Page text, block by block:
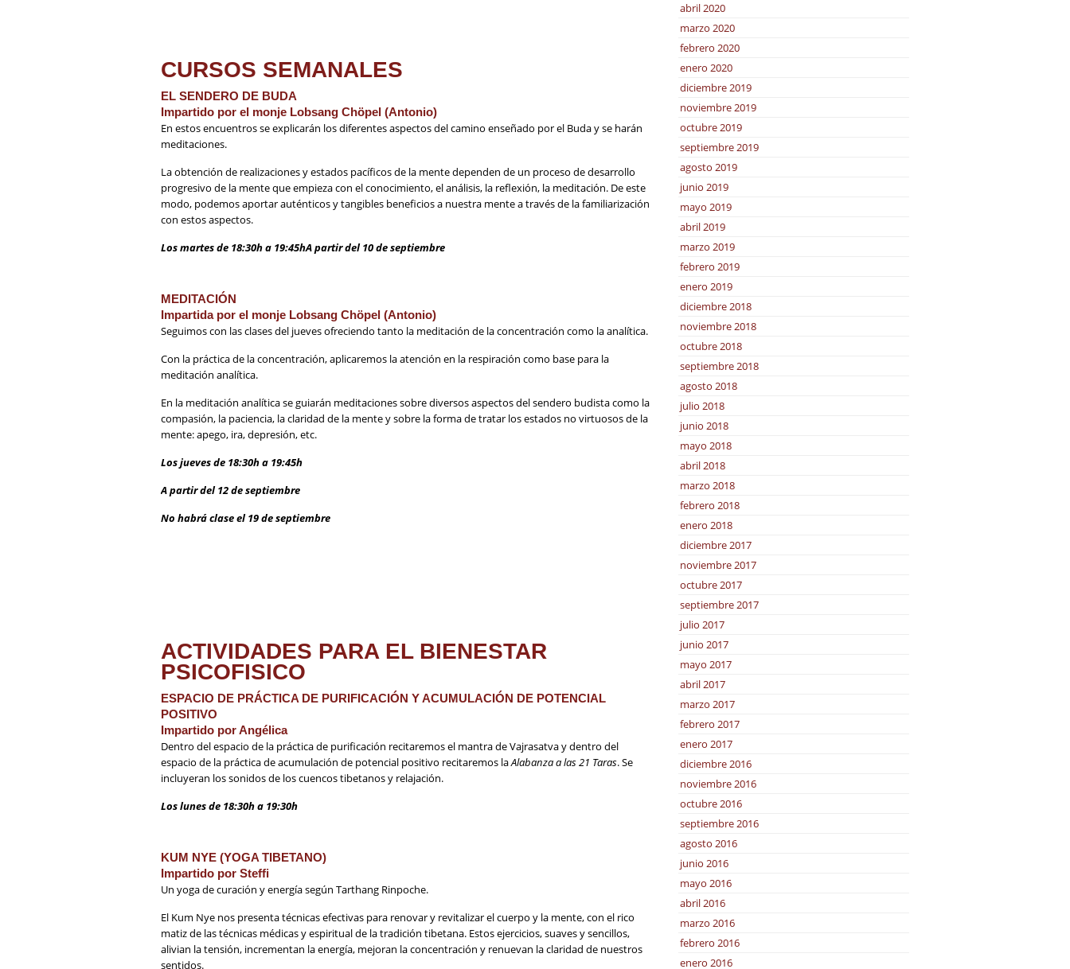
CURSOS SEMANALES
EL SENDERO DE BUDA
Impartido por el monje Lobsang Chöpel (Antonio)
En estos encuentros se explicarán los diferentes aspectos del camino enseñado por el Buda y se harán
meditaciones.
La obtención de realizaciones y estados pacíficos de la mente dependen de un proceso de desarrollo
progresivo de la mente que empieza con el conocimiento, el análisis, la reflexión, la meditación. De este
modo, podemos aportar auténticos y tangibles beneficios a nuestra mente a través de la familiarización
con estos aspectos.
Los martes de 18:30h a 19:45hA partir del 10 de septiembre
MEDITACIÓN
Impartida por el monje Lobsang Chöpel (Antonio)
Seguimos con las clases del jueves ofreciendo tanto la meditación de la concentración como la analítica.
Con la práctica de la concentración, aplicaremos la atención en la respiración como base para la
meditación analítica.
En la meditación analítica se guiarán meditaciones sobre diversos aspectos del sendero budista como la
compasión, la paciencia, la claridad de la mente y sobre la forma de tratar los estados no virtuosos de la
mente: apego, ira, depresión, etc.
Los jueves de 18:30h a 19:45h
A partir del 12 de septiembre
No habrá clase el 19 de septiembre
ACTIVIDADES PARA EL BIENESTAR
PSICOFISICO
ESPACIO DE PRÁCTICA DE PURIFICACIÓN Y ACUMULACIÓN DE POTENCIAL
POSITIVO
Impartido por Angélica
Dentro del espacio de la práctica de purificación recitaremos el mantra de Vajrasatva y dentro del
espacio de la práctica de acumulación de potencial positivo recitaremos laAlabanza a las 21 Taras. Se
incluyeran los sonidos de los cuencos tibetanos y relajación.
Los lunes de 18:30h a 19:30h
KUM NYE (YOGA TIBETANO)
Impartido por Steffi
Un yoga de curación y energía según Tarthang Rinpoche.
El Kum Nye nos presenta técnicas efectivas para renovar y revitalizar el cuerpo y la mente, con el rico
matiz de las técnicas médicas y espiritual de la tradición tibetana. Estos ejercicios, suaves y sencillos,
alivian la tensión, incrementan la energía, mejoran la concentración y renuevan la claridad de nuestros
sentidos.
abril 2020
marzo 2020
febrero 2020
enero 2020
diciembre 2019
noviembre 2019
octubre 2019
septiembre 2019
agosto 2019
junio 2019
mayo 2019
abril 2019
marzo 2019
febrero 2019
enero 2019
diciembre 2018
noviembre 2018
octubre 2018
septiembre 2018
agosto 2018
julio 2018
junio 2018
mayo 2018
abril 2018
marzo 2018
febrero 2018
enero 2018
diciembre 2017
noviembre 2017
octubre 2017
septiembre 2017
julio 2017
junio 2017
mayo 2017
abril 2017
marzo 2017
febrero 2017
enero 2017
diciembre 2016
noviembre 2016
octubre 2016
septiembre 2016
agosto 2016
junio 2016
mayo 2016
abril 2016
marzo 2016
febrero 2016
enero 2016